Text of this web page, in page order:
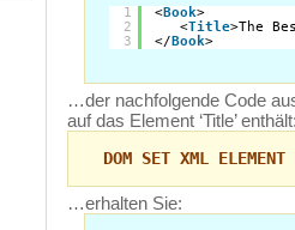
1
2
3
<Book>
<Title>The
</ Book>
…der nachfolgende Code
auf das Element ‘Title’
DOM SET XML ELEMENT
…erhalten Sie: